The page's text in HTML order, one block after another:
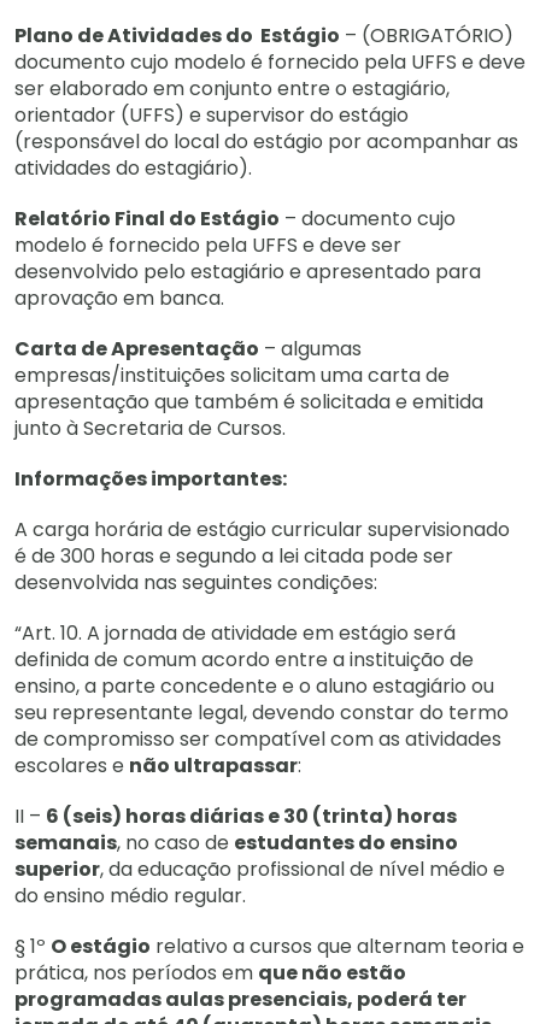
Plano de Atividades do Estágio – (OBRIGATÓRIO)
documento cujo modelo é fornecido pela UFFS e deve
ser elaborado em conjunto entre o estagiário,
orientador (UFFS) e supervisor do estágio
(responsável do local do estágio por acompanhar as
atividades do estagiário).
Relatório Final do Estágio – documento cujo
modelo é fornecido pela UFFS e deve ser
desenvolvido pelo estagiário e apresentado para
aprovação em banca.
Carta de Apresentação – algumas
empresas/instituições solicitam uma carta de
apresentação que também é solicitada e emitida
junto à Secretaria de Cursos.
Informações importantes:
A carga horária de estágio curricular supervisionado
é de 300 horas e segundo a lei citada pode ser
desenvolvida nas seguintes condições:
“Art. 10. A jornada de atividade em estágio será
definida de comum acordo entre a instituição de
ensino, a parte concedente e o aluno estagiário ou
seu representante legal, devendo constar do termo
de compromisso ser compatível com as atividades
escolares e não ultrapassar:
II – 6 (seis) horas diárias e 30 (trinta) horas
semanais, no caso de estudantes do ensino
superior, da educação profissional de nível médio e
do ensino médio regular.
§ 1º O estágio relativo a cursos que alternam teoria e
prática, nos períodos em que não estão
programadas aulas presenciais, poderá ter